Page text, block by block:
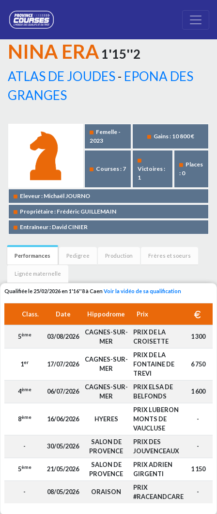
NINA ERA 1'15''2
ATLAS DE JOUDES- EPONA DES
GRANGES
Femelle -
2023
Gains : 10 800 €
Courses : 7
Victoires :
1
Places
: 0
Eleveur : Michaël JOURNO
Propriétaire : Frédéric GUILLEMAIN
Entraîneur : David CINIER
Performances Pedigree Production Frères et soeurs
Lignée maternelle
Qualifiée le 25/02/2026 en 1'16''8 à CaenVoir la vidéo de sa qualification
Class. Date Hippodrome Prix
5ème 03/08/2026
CAGNES-SUR-
MER
PRIX DE LA
CROISETTE
1 300
1er 17/07/2026
CAGNES-SUR-
MER
PRIX DE LA
FONTAINE DE
TREVI
6 750
4ème 06/07/2026
CAGNES-SUR-
MER
PRIX ELSA DE
BELFONDS
1 600
8ème 16/06/2026 HYERES
PRIX LUBERON
MONTS DE
VAUCLUSE
-
- 30/05/2026
SALON DE
PROVENCE
PRIX DES
JOUVENCEAUX
-
5ème 21/05/2026
SALON DE
PROVENCE
PRIX ADRIEN
GIRGENTI
1 150
- 08/05/2026 ORAISON
PRIX
#RACEANDCARE
-